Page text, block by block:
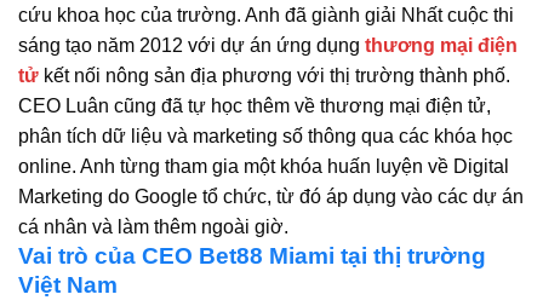
cứu khoa học của trường. Anh đã giành giải Nhất cuộc thi
sáng tạo năm 2012 với dự án ứng dụng thương mại điện
tử kết nối nông sản địa phương với thị trường thành phố.
CEO Luân cũng đã tự học thêm về thương mại điện tử,
phân tích dữ liệu và marketing số thông qua các khóa học
online. Anh từng tham gia một khóa huấn luyện về Digital
Marketing do Google tổ chức, từ đó áp dụng vào các dự án
cá nhân và làm thêm ngoài giờ.
Vai trò của CEO Bet88 Miami tại thị trường
Việt Nam